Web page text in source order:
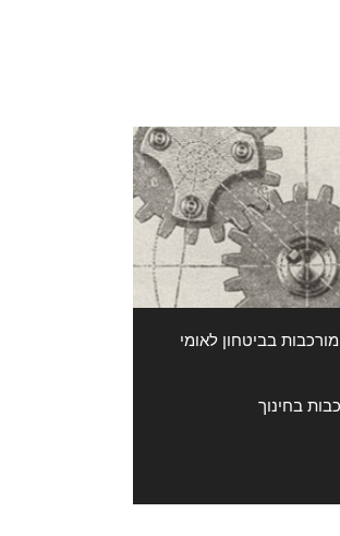
מורכבות בביטחון לאומי
בחינוך